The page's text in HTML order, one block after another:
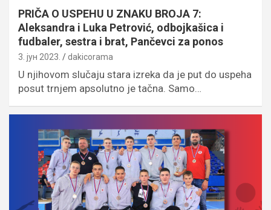
PRIČA O USPEHU U ZNAKU BROJA 7:
Aleksandra i Luka Petrović, odbojkašica i
fudbaler, sestra i brat, Pančevci za ponos
3. јун 2023. dakicorama
U njihovom slučaju stara izreka da je put do uspeha
posut trnjem apsolutno je tačna. Samo…